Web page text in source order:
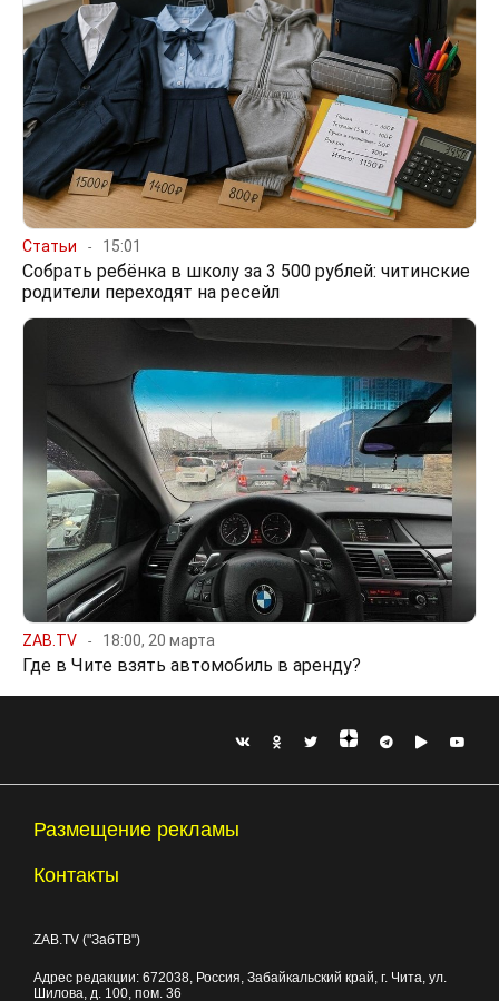
Статьи 15:01
Собрать ребёнка в школу за 3 500 рублей: читинские
родители переходят на ресейл
ZAB.TV 18:00, 20 марта
Где в Чите взять автомобиль в аренду?
Размещение рекламы
Контакты
ZAB.TV ("ЗабТВ")
Адрес редакции: 672038, Россия, Забайкальский край, г. Чита, ул.
Шилова, д. 100, пом. 36